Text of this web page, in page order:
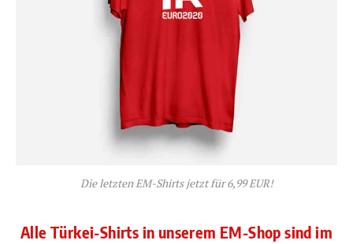
Die letzten EM-Shirts jetzt für 6,99 EUR!
Alle Türkei-Shirts in unserem EM-Shop sind im